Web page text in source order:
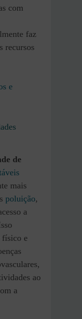
com
faz
recursos
e
de
mais
poluição,
a
físico e
ao
a